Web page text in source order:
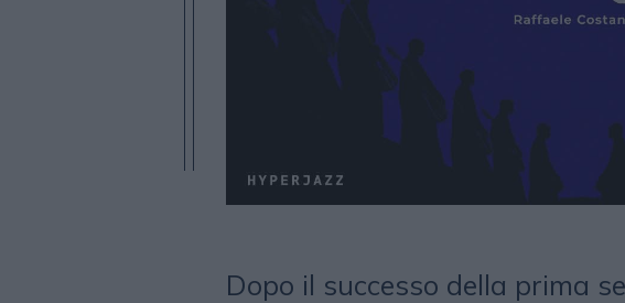
Dopo il successo della prima